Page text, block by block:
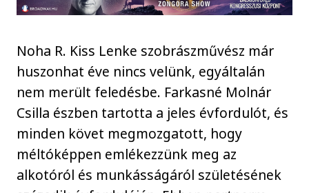
Noha R. Kiss Lenke szobrászművész már
huszonhat éve nincs velünk, egyáltalán
nem merült feledésbe. Farkasné Molnár
Csilla észben tartotta a jeles évfordulót, és
minden követ megmozgatott, hogy
méltóképpen emlékezzünk meg az
alkotóról és munkásságáról születésének